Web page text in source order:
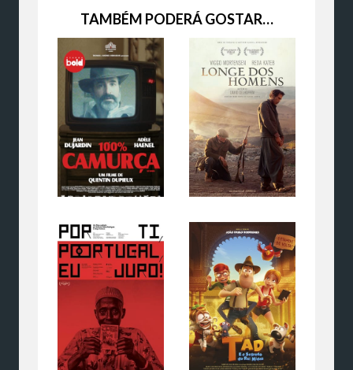
TAMBÉM PODERÁ GOSTAR…